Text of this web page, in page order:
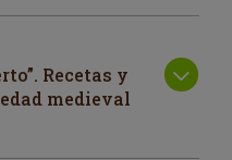
Recetas y
medieval